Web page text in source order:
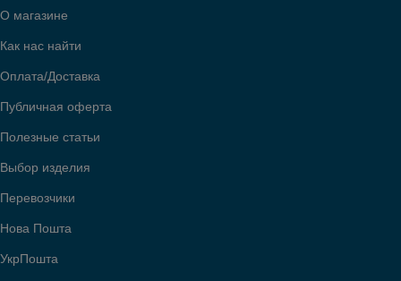
О магазине
Как нас найти
Оплата/Доставка
Публичная оферта
Полезные статьи
Выбор изделия
Перевозчики
Нова Пошта
УкрПошта